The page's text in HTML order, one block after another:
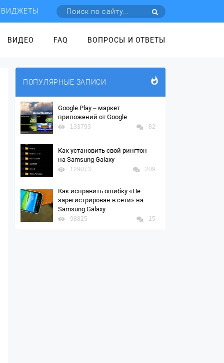
ВИДЖЕТЫ
ВИДЕО FAQ ВОПРОСЫ И ОТВЕТЫ
ПОПУЛЯРНЫЕ ЗАПИСИ
Google Play – маркет
приложений от Google
133793 82
Как установить свой рингтон
на Samsung Galaxy
129073 209
Как исправить ошибку «Не
зарегистрирован в сети» на
Samsung Galaxy
98825 15